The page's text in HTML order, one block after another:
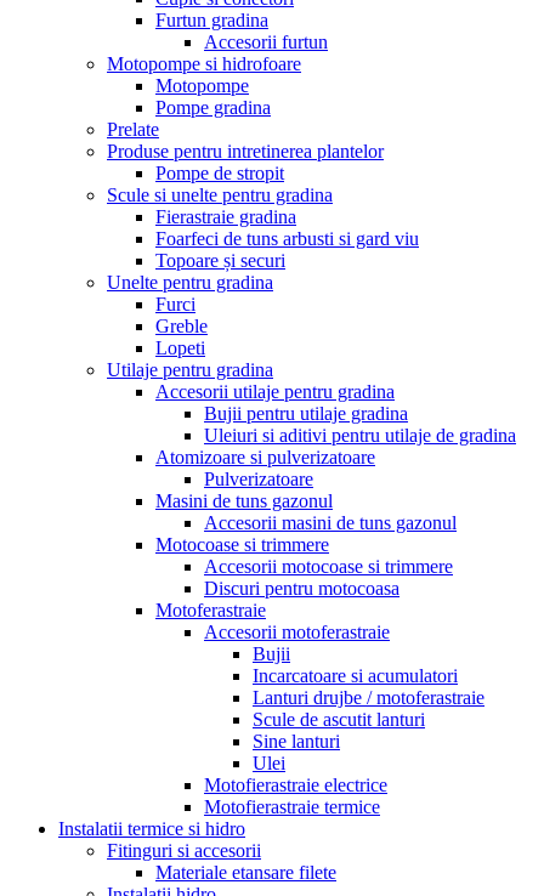
Furtun gradina
Accesorii furtun
Motopompe si hidrofoare
Motopompe
Pompe gradina
Prelate
Produse pentru intretinerea plantelor
Pompe de stropit
Scule si unelte pentru gradina
Fierastraie gradina
Foarfeci de tuns arbusti si gard viu
Topoare și securi
Unelte pentru gradina
Furci
Greble
Lopeti
Utilaje pentru gradina
Accesorii utilaje pentru gradina
Bujii pentru utilaje gradina
Uleiuri si aditivi pentru utilaje de gradina
Atomizoare si pulverizatoare
Pulverizatoare
Masini de tuns gazonul
Accesorii masini de tuns gazonul
Motocoase si trimmere
Accesorii motocoase si trimmere
Discuri pentru motocoasa
Motoferastraie
Accesorii motoferastraie
Bujii
Incarcatoare si acumulatori
Lanturi drujbe / motoferastraie
Scule de ascutit lanturi
Sine lanturi
Ulei
Motofierastraie electrice
Motofierastraie termice
Instalatii termice si hidro
Fitinguri si accesorii
Materiale etansare filete